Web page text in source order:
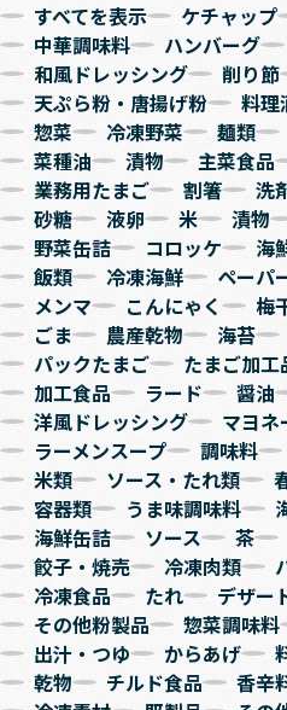
すべてを表示 ケチャップ
中華調味料
ハンバーグ
和風ドレッシング
削り節
天ぷら粉・唐揚げ粉
料理
惣菜
冷凍野菜 麺類
菜種油
漬物 主菜食品
業務用たまご
割箸 洗
砂糖
液卵 米 漬物
野菜缶詰
コロッケ 海
飯類
冷凍海鮮 ペーパ
メンマ
こんにゃく 梅
ごま
農産乾物 海苔
パックたまご
たまご加工
加工食品
ラード 醤油
洋風ドレッシング
マヨネ
ラーメンスープ
調味料
米類
ソース・たれ類
容器類
うま味調味料
海鮮缶詰
ソース 茶
餃子・焼売
冷凍肉類
冷凍食品
たれ デザー
その他粉製品
惣菜調味料
出汁・つゆ
からあげ
乾物
チルド食品 香辛